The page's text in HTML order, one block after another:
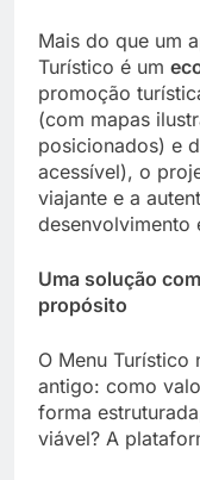
Mais do que um
Turístico é um
promoção
(com mapas
posicionados) e
acessível), o
viajante e a
desenvolvimento
Uma solução
propósito
O Menu Turístico
antigo: como
forma
viável? A